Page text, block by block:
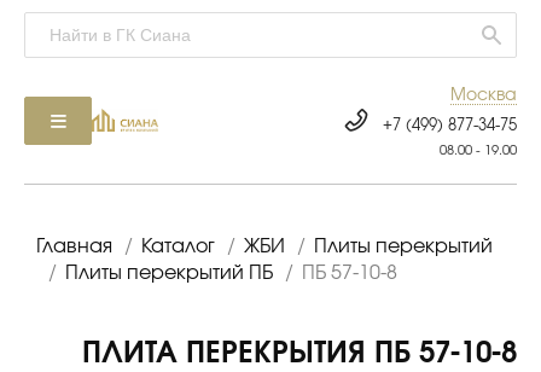
Москва
+7 (499) 877-34-75
08.00 - 19.00
Главная / Каталог / ЖБИ /
Плиты перекрытий
/
Плиты перекрытий ПБ / ПБ 57-10-8
ПЛИТА ПЕРЕКРЫТИЯ ПБ 57-10-8